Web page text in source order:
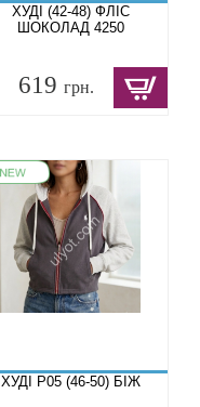
ХУДІ (42-48) ФЛІС
ШОКОЛАД 4250
619грн.
ХУДІ P05 (46-50) БІЖ